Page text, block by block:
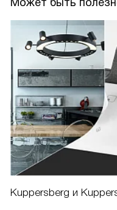
Может быть
Kuppersberg и